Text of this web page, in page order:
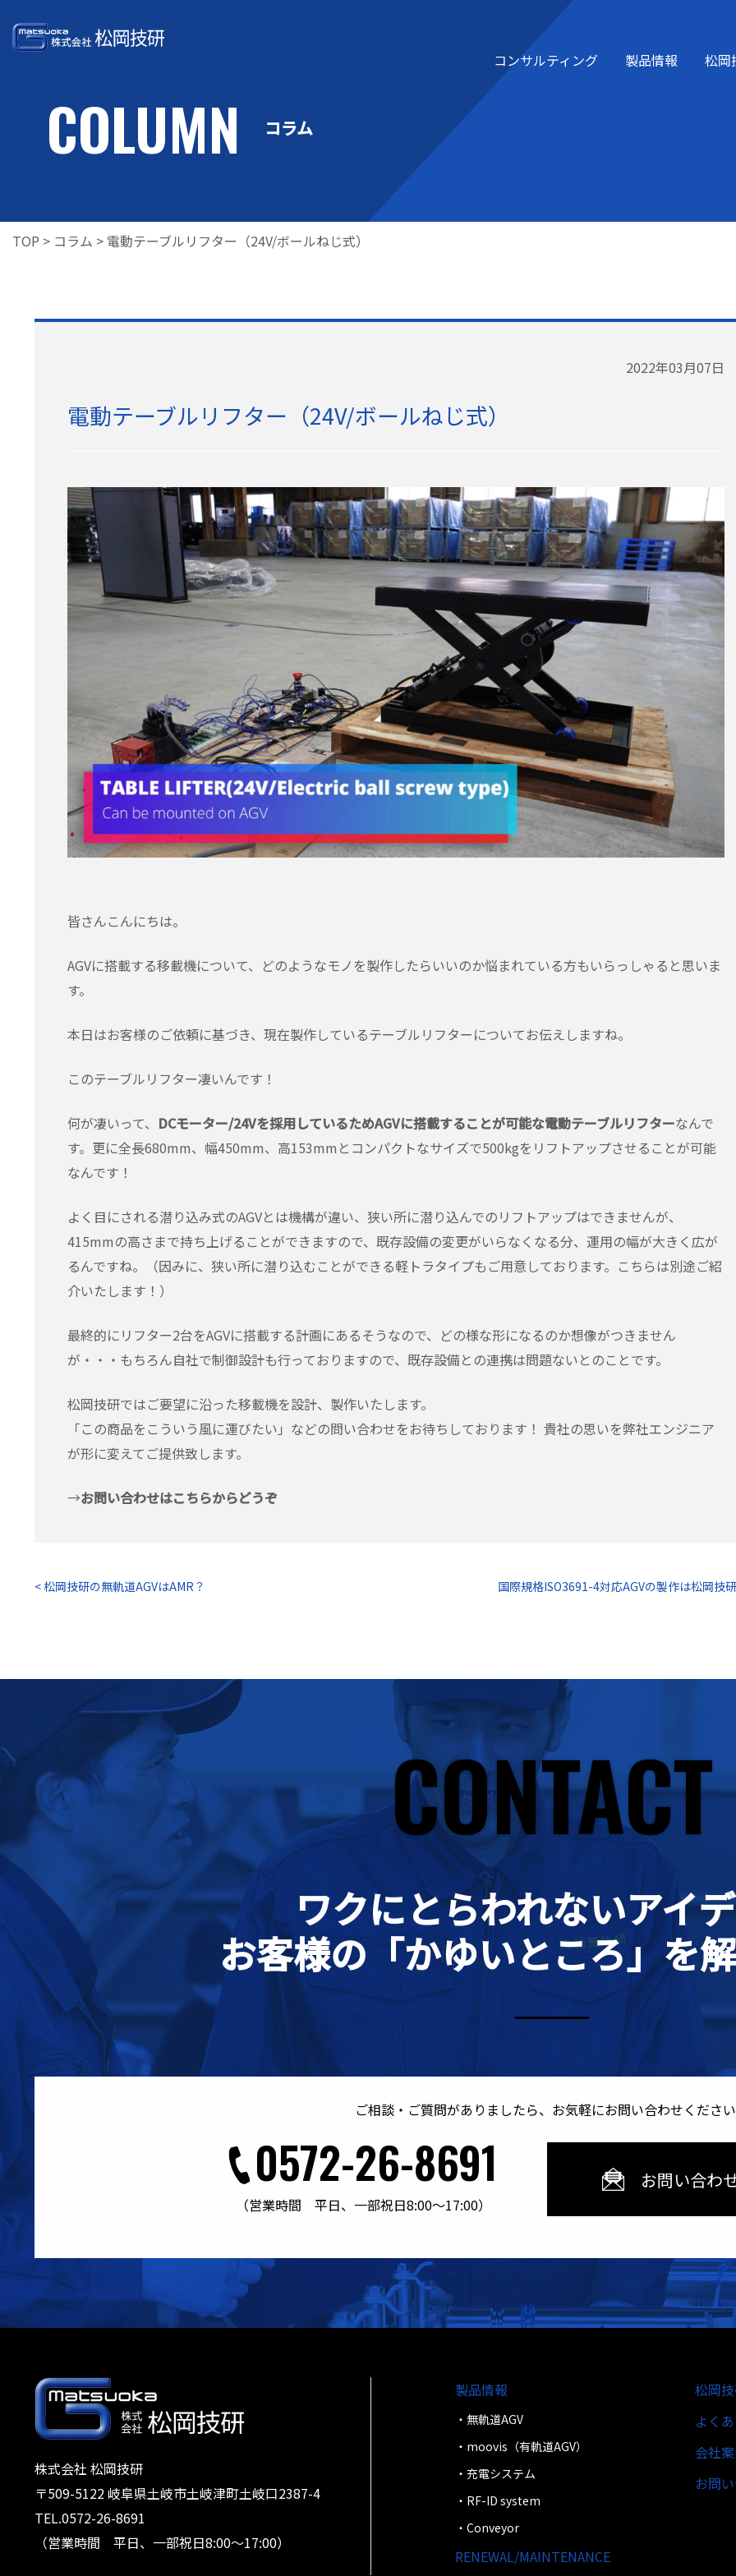
コンサルティング 製品情報
製品情報
INFORMATION
AMR
松岡
COLUMN コラム
TOP > コラム > 電動テーブルリフター（24V/ボールねじ式）
2022年03月07日
電動テーブルリフター（24V/ボールねじ式）
皆さんこんにちは。
AGVに搭載する移載機について、どのようなモノを製作したらいいのか悩まれている方もいらっしゃると思いま
す。
本日はお客様のご依頼に基づき、現在製作しているテーブルリフターについてお伝えしますね。
このテーブルリフター凄いんです！
何が凄いって、 DCモーター/24Vを採用しているためAGVに搭載することが可能な電動テーブルリフターなんで
す。更に全長680mm、幅450mm、高153mmとコンパクトなサイズで500kgをリフトアップさせることが可能
なんです！
よく目にされる潜り込み式のAGVとは機構が違い、狭い所に潜り込んでのリフトアップはできませんが、
415mmの高さまで持ち上げることができますので、既存設備の変更がいらなくなる分、運用の幅が大きく広が
るんですね。（因みに、狭い所に潜り込むことができる軽トラタイプもご用意しております。こちらは別途ご紹
介いたします！）
最終的にリフター2台をAGVに搭載する計画にあるそうなので、どの様な形になるのか想像がつきません
が・・・もちろん自社で制御設計も行っておりますので、既存設備との連携は問題ないとのことです。
松岡技研ではご要望に沿った移載機を設計、製作いたします。
「この商品をこういう風に運びたい」などの問い合わせをお待ちしております！ 貴社の思いを弊社エンジニア
が形に変えてご提供致します。
→お問い合わせはこちらからどうぞ
< 松岡技研の無軌道AGVはAMR？ 国際規格ISO3691-4対応AGVの製作は松岡技
CONTACT
CONTACT
ワクにとらわれないアイ
お客様の「かゆいところ」を
ご相談・ご質問がありましたら、お気軽にお問い合わせくださ
0572-26-8691
（営業時間 平日、一部祝日8:00～17:00）
お問い合わ
お問い合わせフォーム
株式会社 松岡技研
〒509-5122 岐阜県土岐市土岐津町土岐口2387-4
TEL.0572-26-8691
（営業時間 平日、一部祝日8:00～17:00）
製品情報
・無軌道AGV
・moovis（有軌道AGV）
・充電システム
・RF-ID system
・Conveyor
RENEWAL/MAINTENANCE
松岡
よく
会社
お問